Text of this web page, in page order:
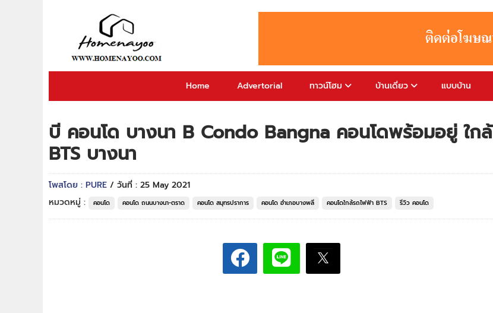
Home Advertorial ทาวน์โฮม บ้านเดี่ยว แบบบ้าน
บี คอนโด บางนา B Condo Bangna คอนโดพร้อมอยู่ ใกล้
BTS บางนา
โพสโดย : PURE / วันที่ : 25 May 2021
หมวดหมู่ :
คอนโด คอนโด ถนนบางนา-ตราด คอนโด สมุทรปราการ คอนโด อำเภอบางพลี คอนโดใกล้รถไฟฟ้า BTS รีวิว คอนโด